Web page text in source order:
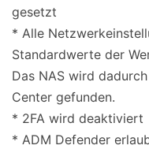
gesetzt
* Alle
Standardwerte der
Das NAS wird
Center gefunden.
* 2FA wird deaktiviert
* ADM Defender